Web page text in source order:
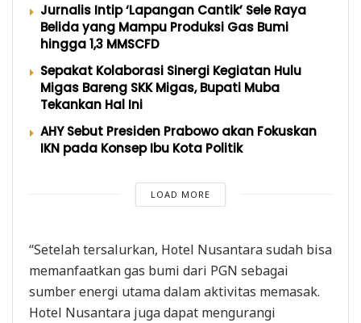
Jurnalis Intip ‘Lapangan Cantik’ Sele Raya
Belida yang Mampu Produksi Gas Bumi
hingga 1,3 MMSCFD
Sepakat Kolaborasi Sinergi Kegiatan Hulu
Migas Bareng SKK Migas, Bupati Muba
Tekankan Hal Ini
AHY Sebut Presiden Prabowo akan Fokuskan
IKN pada Konsep Ibu Kota Politik
LOAD MORE
“Setelah tersalurkan, Hotel Nusantara sudah bisa
memanfaatkan gas bumi dari PGN sebagai
sumber energi utama dalam aktivitas memasak.
Hotel Nusantara juga dapat mengurangi